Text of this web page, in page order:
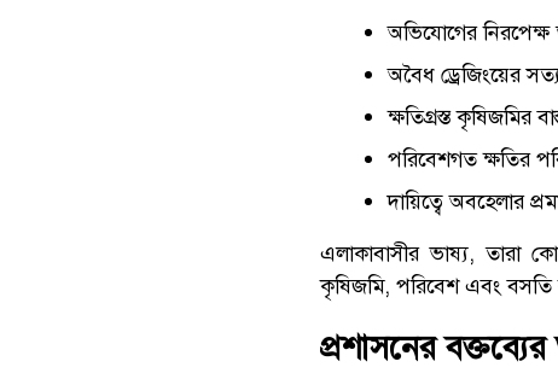
অভিযোগের নিরপেক্ষ
অবৈধ ড্রেজিংয়ের
ক্ষতিগ্রস্ত কৃষিজমির
পরিবেশগত ক্ষতির
দায়িত্বে অবহেলার
এলাকাবাসীর ভাষ্য, তারা
কৃষিজমি, পরিবেশ এবং বসতি
প্রশাসনের